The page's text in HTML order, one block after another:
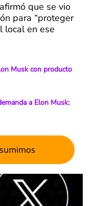
que se vio
para “proteger
local en ese
Musk con producto
a Elon Musk: